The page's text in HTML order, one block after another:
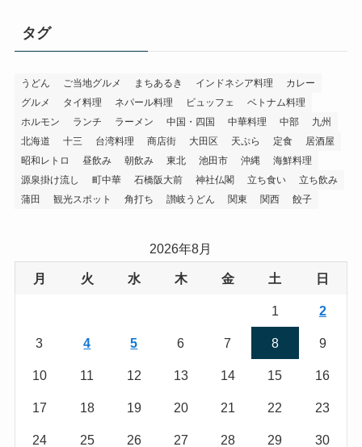
タグ
うどん ご当地グルメ まちあるき インドネシア料理
カレー
グルメ
タイ料理 ネパール料理 ビュッフェ
ベトナム料理
ホルモン
ランチ ラーメン 中国・四国 中華料理 中部
九州
北海道
十三 台湾料理 商店街 大田区 天ぷら 定食
居酒屋
昭和レトロ
昼飲み 朝飲み 東北 池田市 沖縄
海鮮料理
源泉掛け流し
町中華 石橋阪大前 神社仏閣 立ち食い
立ち飲み
蒲田
観光スポット 角打ち 讃岐うどん 関東 関西 餃子
2026年8月
月 火 水 木 金 土 日
1 2
3 4 5 6 7 8 9
10 11 12 13 14 15 16
17 18 19 20 21 22 23
24 25 26 27 28 29 30